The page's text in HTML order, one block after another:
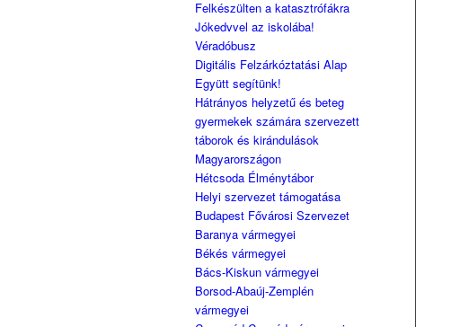
Felkészülten a katasztrófákra
Jókedvvel az iskolába!
Véradóbusz
Digitális Felzárkóztatási Alap
Együtt segítünk!
Hátrányos helyzetű és beteg
gyermekek számára szervezett
táborok és kirándulások
Magyarországon
Hétcsoda Élménytábor
Helyi szervezet támogatása
Budapest Fővárosi Szervezet
Baranya vármegyei
Békés vármegyei
Bács-Kiskun vármegyei
Borsod-Abaúj-Zemplén
vármegyei